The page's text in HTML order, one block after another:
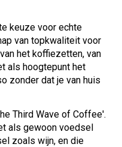
keuze voor echte
van topkwaliteit voor
het koffiezetten, van
als hoogtepunt het
zonder dat je van huis
Third Wave of Coffee'.
als gewoon voedsel
zoals wijn, en die